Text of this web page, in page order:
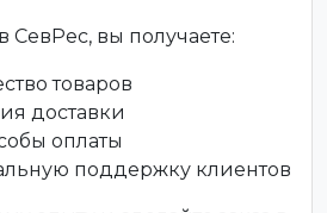
СевРес, вы получаете:
товаров
доставки
оплаты
поддержку клиентов